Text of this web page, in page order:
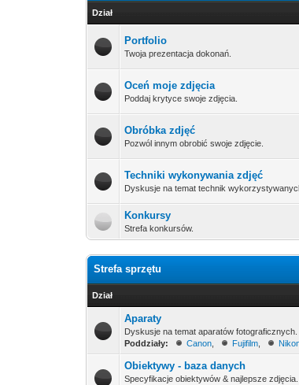
Dział
Portfolio
Twoja prezentacja dokonań.
Oceń moje zdjęcia
Poddaj krytyce swoje zdjęcia.
Obróbka zdjęć
Pozwól innym obrobić swoje zdjęcie.
Techniki wykonywania zdjęć
Dyskusje na temat technik
Konkursy
Strefa konkursów.
Strefa sprzętu
Dział
Aparaty
Dyskusje na temat aparatów fotograficznych.
Poddziały:
Canon Fujifilm
Obiektywy - baza danych
Specyfikacje obiektywów & najlepsze zdjęcia.